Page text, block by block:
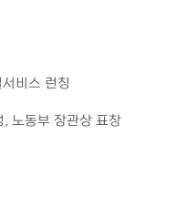
비스 런칭
노동부 장관상 표창